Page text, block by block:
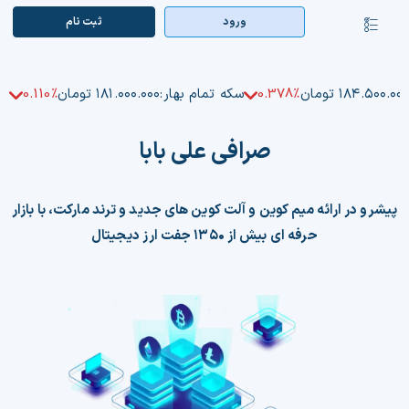
کنترلر
قیمت تتر
تابلوخوانی ارزهای دیجیتال
ورود ثبت‌ نام
۱۸۴.۵۰۰.۰۰۰ تومان 0.378% سکه تمام بهار:۱۸۱.۰۰۰.۰۰۰ تومان 0.110%
صرافی علی بابا
پیشرو در ارائه میم کوین و آلت کوین های جدید و ترند مارکت، با بازار
حرفه ای بیش از ۱۳۵۰ جفت ارز دیجیتال